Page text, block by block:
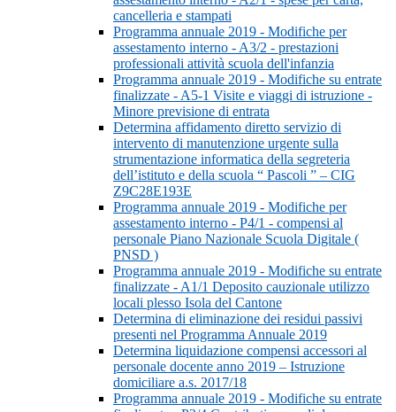
cancelleria e stampati
Programma annuale 2019 - Modifiche per
assestamento interno - A3/2 - prestazioni
professionali attività scuola dell'infanzia
Programma annuale 2019 - Modifiche su entrate
finalizzate - A5-1 Visite e viaggi di istruzione -
Minore previsione di entrata
Determina affidamento diretto servizio di
intervento di manutenzione urgente sulla
strumentazione informatica della segreteria
dell’istituto e della scuola “ Pascoli ” – CIG
Z9C28E193E
Programma annuale 2019 - Modifiche per
assestamento interno - P4/1 - compensi al
personale Piano Nazionale Scuola Digitale (
PNSD )
Programma annuale 2019 - Modifiche su entrate
finalizzate - A1/1 Deposito cauzionale utilizzo
locali plesso Isola del Cantone
Determina di eliminazione dei residui passivi
presenti nel Programma Annuale 2019
Determina liquidazione compensi accessori al
personale docente anno 2019 – Istruzione
domiciliare a.s. 2017/18
Programma annuale 2019 - Modifiche su entrate